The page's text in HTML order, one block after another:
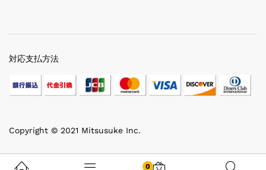
Copyright © 2021 Mitsusuke Inc.
対応支払方法
0